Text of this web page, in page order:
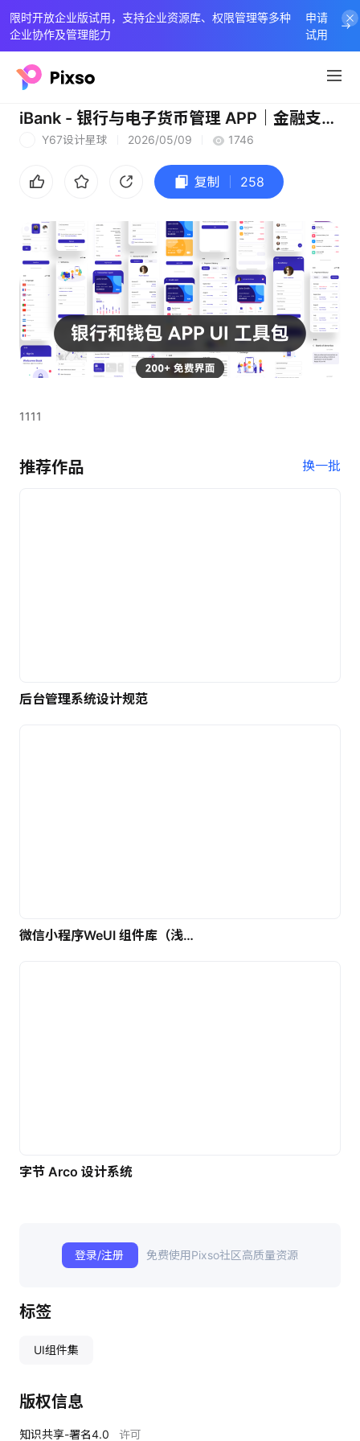
限时开放企业版试用，支持企业资源库、权限管理等多种
企业协作及管理能力
申请
试用
iBank - 银行与电子货币管理 APP｜金融支付｜数字｜金融 移动银行应用程序 UI 工具包（来自社区）
Y67设计星球 2026/05/09 1746
复制 258
1111
推荐作品 换一批
后台管理系统设计规范
微信小程序WeUI 组件库（浅色）| 免费UI设计素材
字节 Arco 设计系统
登录/注册 免费使用Pixso社区高质量资源
标签
UI组件集
版权信息
知识共享-署名4.0 许可